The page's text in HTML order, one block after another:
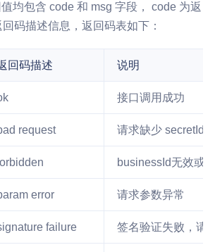
均包含 code 和 msg 字段， code 为返
码描述信息，返回码表如下：
回码描述 说明
接口调用成功
request 请求缺少 secretId
businessId无效或
error 请求参数异常
failure 签名验证失败，请